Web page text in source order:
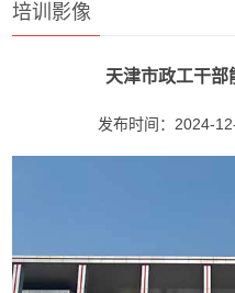
培训影像
天津市政工干部
发布时间：2024-